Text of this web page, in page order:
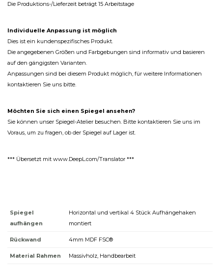
Die Produktions-/Lieferzeit beträgt 15 Arbeitstage
Individuelle Anpassung ist möglich
Dies ist ein kundenspezifisches Produkt.
Die angegebenen Größen und Farbgebungen sind informativ und basieren
auf den gängigsten Varianten.
Anpassungen sind bei diesem Produkt möglich, für weitere Informationen
kontaktieren Sie uns bitte.
Möchten Sie sich einen Spiegel ansehen?
Sie können unser Spiegel-Atelier besuchen. Bitte kontaktieren Sie uns im
Voraus, um zu fragen, ob der Spiegel auf Lager ist.
*** Übersetzt mit www.DeepL.com/Translator ***
Spiegel
aufhängen
Horizontal und vertikal 4 Stück Aufhängehaken
montiert
Rückwand 4mm MDF FSC®
Material Rahmen Massivholz, Handbearbeit